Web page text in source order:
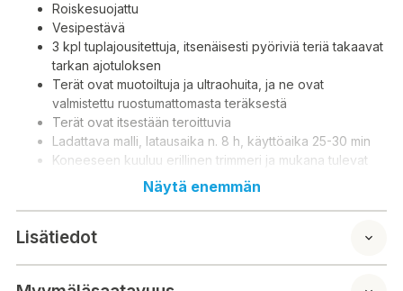
Roiskesuojattu
Vesipestävä
3 kpl tuplajousitettuja, itsenäisesti pyöriviä teriä takaavat
tarkan ajotuloksen
Terät ovat muotoiltuja ja ultraohuita, ja ne ovat
valmistettu ruostumattomasta teräksestä
Terät ovat itsestään teroittuvia
Ladattava malli, latausaika n. 8 h, käyttöaika 25-30 min
Koneeseen kuuluu erillinen trimmeri ja mukana tulevat
myös verkkovirtalaturi, puhdistusharja ja säilytyspussi
Stänksäker
Näytä enemmän
Lisätiedot